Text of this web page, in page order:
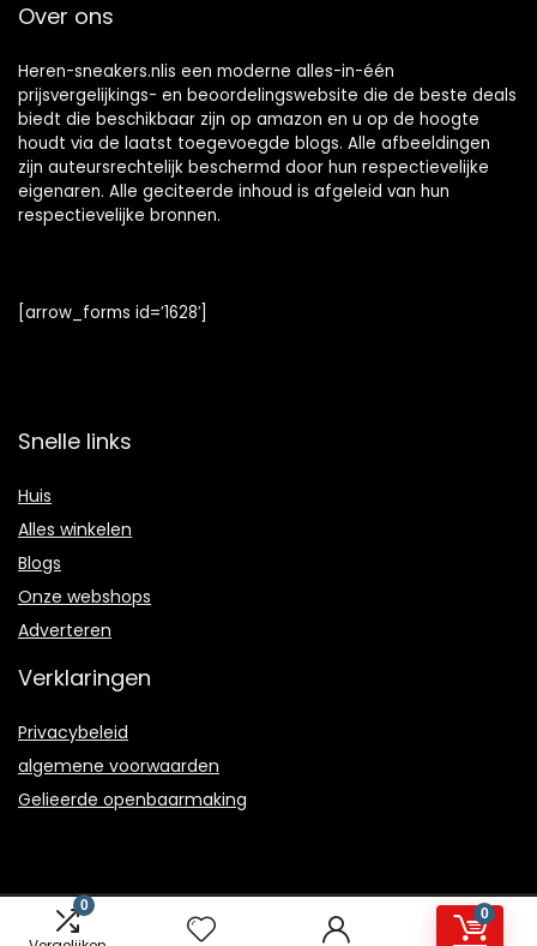
0
0
Over ons
Heren-sneakers.nlis een moderne alles-in-één
prijsvergelijkings- en beoordelingswebsite die de beste deals
biedt die beschikbaar zijn op amazon en u op de hoogte
houdt via de laatst toegevoegde blogs. Alle afbeeldingen
zijn auteursrechtelijk beschermd door hun respectievelijke
eigenaren. Alle geciteerde inhoud is afgeleid van hun
respectievelijke bronnen.
[arrow_forms id=’1628′]
Snelle links
Huis
Alles winkelen
Blogs
Onze webshops
Adverteren
Verklaringen
Privacybeleid
algemene voorwaarden
Gelieerde openbaarmaking
2023 © Heren-sneakers.nl Alle rechten voorbehouden